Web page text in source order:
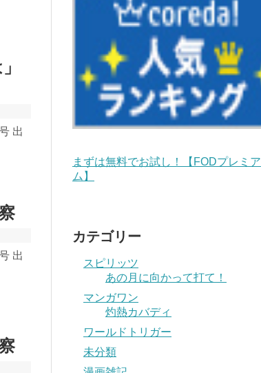
出
出
まずは無料でお試し！【FODプレミア
ム】
カテゴリー
スピリッツ
あの月に向かって打て！
マンガワン
灼熱カバディ
ワールドトリガー
未分類